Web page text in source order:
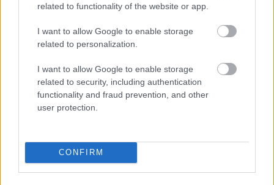
related to functionality of the website or app.
I want to allow Google to enable storage
related to personalization.
I want to allow Google to enable storage
related to security, including authentication
functionality and fraud prevention, and other
user protection.
CONFIRM
Sinoptiķi atklāj, kāds
laiks gaidāms
tuvākajās stundās
satricināja Latviju:
stājies spēkā